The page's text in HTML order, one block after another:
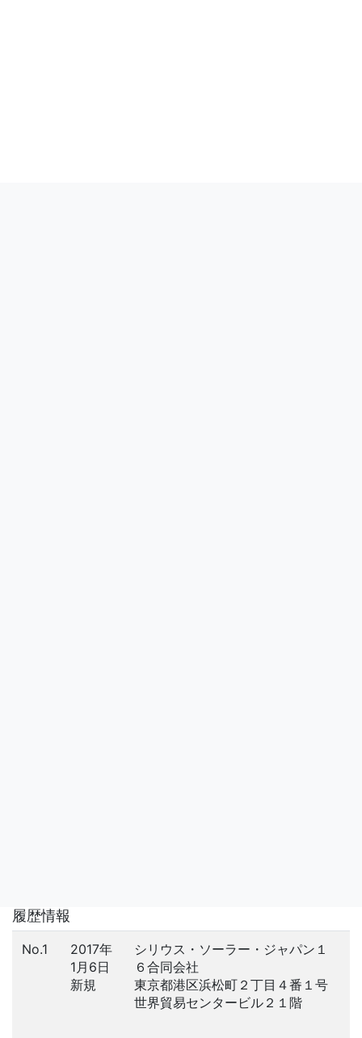
履歴情報
No.1
2017年
1月6日
新規
シリウス・ソーラー・ジャパン１
６合同会社
東京都港区浜松町２丁目４番１号
世界貿易センタービル２１階